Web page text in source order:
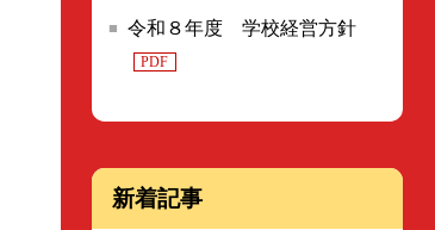
令和８年度 学校経営方針
PDF
新着記事